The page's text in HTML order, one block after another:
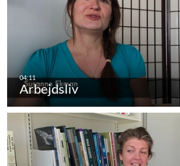
Arbejdsliv